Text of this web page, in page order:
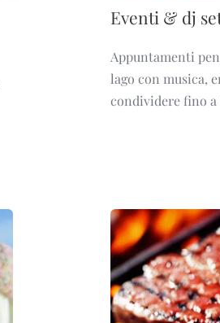
Eventi & dj
Appuntamenti
lago con musica,
condividere fino